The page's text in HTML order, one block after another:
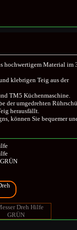
hochwertigem Material im
klebrigen Teig aus der
TM5 Küchenmaschine.
der umgedrehten
herausfällt.
können Sie bequemer